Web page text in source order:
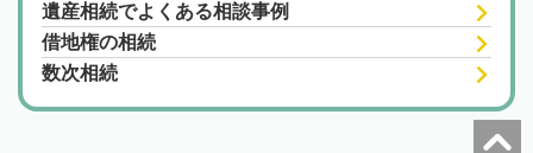
遺産相続でよくある相談事例
借地権の相続
数次相続